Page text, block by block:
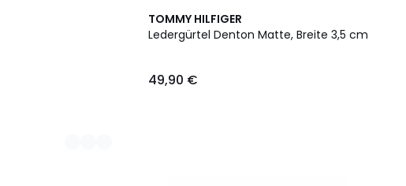
TOMMY HILFIGER
Ledergürtel Denton Matte, Breite 3,5 cm
49,90 €